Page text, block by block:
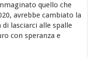
quello che
avrebbe cambiato la
lasciarci alle spalle
con speranza e